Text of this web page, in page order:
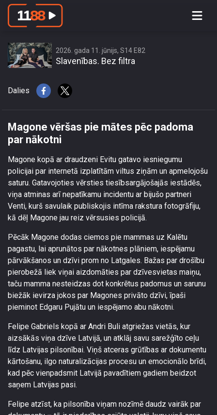
Magone vēršas pie mātes pēc
2026. gada 11. jūnijs, S14 E82
Slavenības. Bez filtra
Dalies
Magone vēršas pie mātes pēc padoma
par nākotni
Magone kopā ar draudzeni Evitu gatavo iesniegumu
policijai par internetā izplatītām viltus ziņām un apmelojošu
saturu. Gatavojoties vērsties tiesībsargājošajās iestādēs,
viņa atminas arī nepatīkamu incidentu ar bijušo partneri
Venti, kurš savulaik publiskojis intīma rakstura fotogrāfiju,
kā dēļ Magone jau reiz vērsusies policijā.
Pēcāk Magone dodas ciemos pie mammas uz Kalētu
pagastu, lai aprunātos par nākotnes plāniem, iespējamu
pārvākšanos un dzīvi prom no Latgales. Bažas par drošību
pierobežā liek viņai aizdomāties par dzīvesvietas maiņu,
taču mamma nesteidzas dot konkrētus padomus un sarunu
biežāk ievirza jokos par Magones privāto dzīvi, īpaši
pieminot Edgaru Pujātu un iespējamo abu nākotni.
Felipe Gabriels kopā ar Andri Buli atgriežas vietās, kur
aizsākās viņa dzīve Latvijā, un atklāj savu sarežģīto ceļu
līdz Latvijas pilsonībai. Viņš atceras grūtības ar dokumentu
kārtošanu, ilgo naturalizācijas procesu un emocionālo brīdi,
kad pēc vienpadsmit Latvijā pavadītiem gadiem beidzot
saņem Latvijas pasi.
Felipe atzīst, ka pilsonība viņam nozīmē daudz vairāk par